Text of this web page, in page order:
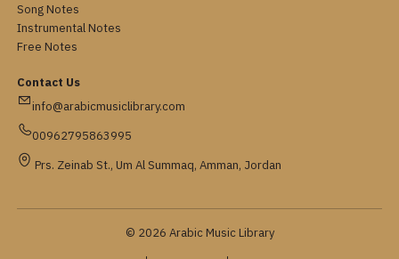
Song Notes
Instrumental Notes
Free Notes
Contact Us
info@arabicmusiclibrary.com
00962795863995
Prs. Zeinab St., Um Al Summaq, Amman, Jordan
© 2026 Arabic Music Library